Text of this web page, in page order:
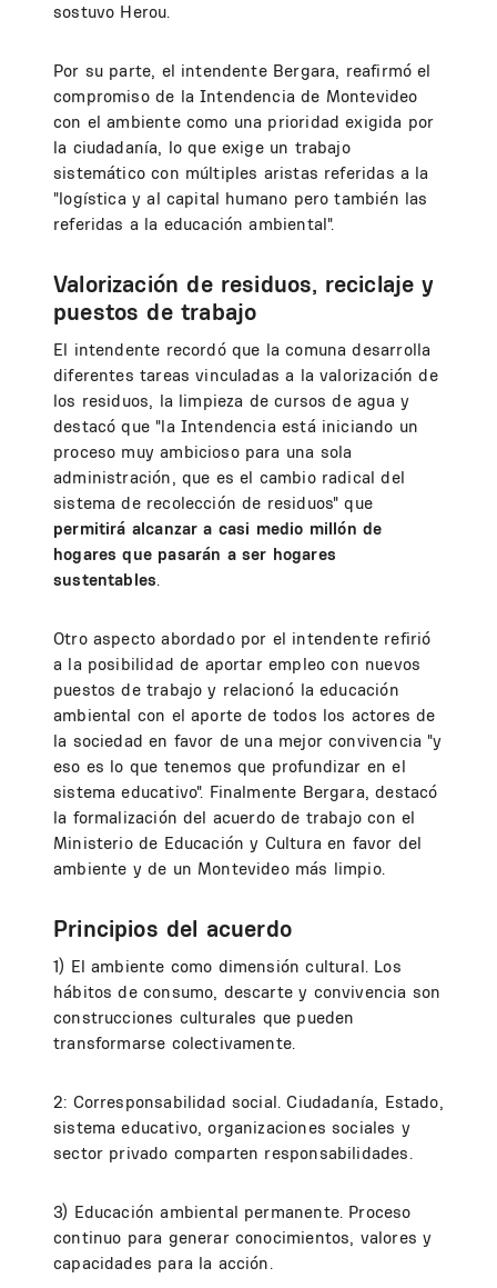
sostuvo Herou.
Por su parte, el intendente Bergara, reafirmó el
compromiso de la Intendencia de Montevideo
con el ambiente como una prioridad exigida por
la ciudadanía, lo que exige un trabajo
sistemático con múltiples aristas referidas a la
"logística y al capital humano pero también las
referidas a la educación ambiental".
Valorización de residuos, reciclaje y
puestos de trabajo
El intendente recordó que la comuna desarrolla
diferentes tareas vinculadas a la valorización de
los residuos, la limpieza de cursos de agua y
destacó que "la Intendencia está iniciando un
proceso muy ambicioso para una sola
administración, que es el cambio radical del
sistema de recolección de residuos" que
permitirá alcanzar a casi medio millón de
hogares que pasarán a ser hogares
sustentables.
Otro aspecto abordado por el intendente refirió
a la posibilidad de aportar empleo con nuevos
puestos de trabajo y relacionó la educación
ambiental con el aporte de todos los actores de
la sociedad en favor de una mejor convivencia "y
eso es lo que tenemos que profundizar en el
sistema educativo". Finalmente Bergara, destacó
la formalización del acuerdo de trabajo con el
Ministerio de Educación y Cultura en favor del
ambiente y de un Montevideo más limpio.
Principios del acuerdo
1) El ambiente como dimensión cultural. Los
hábitos de consumo, descarte y convivencia son
construcciones culturales que pueden
transformarse colectivamente.
2: Corresponsabilidad social. Ciudadanía, Estado,
sistema educativo, organizaciones sociales y
sector privado comparten responsabilidades.
3) Educación ambiental permanente. Proceso
continuo para generar conocimientos, valores y
capacidades para la acción.